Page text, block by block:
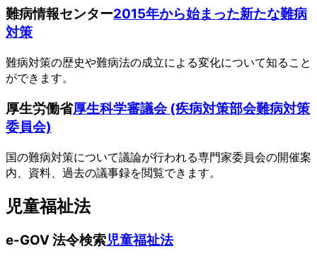
難病情報センター2015年から始まった新たな難病
対策
難病対策の歴史や難病法の成立による変化について知ること
ができます。
厚生労働省厚生科学審議会 (疾病対策部会難病対策
委員会)
国の難病対策について議論が行われる専門家委員会の開催案
内、資料、過去の議事録を閲覧できます。
児童福祉法
e-GOV 法令検索児童福祉法